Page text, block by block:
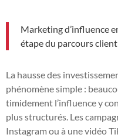
Marketing d’influence
étape du parcours client
La hausse des
phénomène simple :
timidement l’influence y
plus structurés. Les
Instagram ou à une vidéo